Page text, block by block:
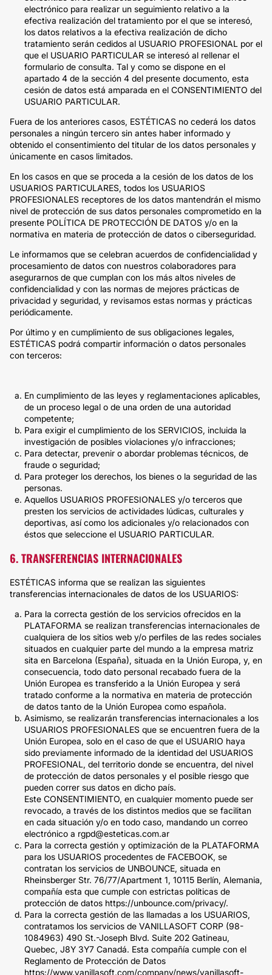
electrónico para realizar un seguimiento relativo a la
efectiva realización del tratamiento por el que se interesó,
los datos relativos a la efectiva realización de dicho
tratamiento serán cedidos al USUARIO PROFESIONAL por el
que el USUARIO PARTICULAR se interesó al rellenar el
formulario de consulta. Tal y como se dispone en el
apartado 4 de la sección 4 del presente documento, esta
cesión de datos está amparada en el CONSENTIMIENTO del
USUARIO PARTICULAR.
Fuera de los anteriores casos, ESTÉTICAS no cederá los datos
personales a ningún tercero sin antes haber informado y
obtenido el consentimiento del titular de los datos personales y
únicamente en casos limitados.
En los casos en que se proceda a la cesión de los datos de los
USUARIOS PARTICULARES, todos los USUARIOS
PROFESIONALES receptores de los datos mantendrán el mismo
nivel de protección de sus datos personales comprometido en la
presente POLÍTICA DE PROTECCIÓN DE DATOS y/o en la
normativa en materia de protección de datos o ciberseguridad.
Le informamos que se celebran acuerdos de confidencialidad y
procesamiento de datos con nuestros colaboradores para
asegurarnos de que cumplan con los más altos niveles de
confidencialidad y con las normas de mejores prácticas de
privacidad y seguridad, y revisamos estas normas y prácticas
periódicamente.
Por último y en cumplimiento de sus obligaciones legales,
ESTÉTICAS podrá compartir información o datos personales
con terceros:
En cumplimiento de las leyes y reglamentaciones aplicables,
de un proceso legal o de una orden de una autoridad
competente;
Para exigir el cumplimiento de los SERVICIOS, incluida la
investigación de posibles violaciones y/o infracciones;
Para detectar, prevenir o abordar problemas técnicos, de
fraude o seguridad;
Para proteger los derechos, los bienes o la seguridad de las
personas.
Aquellos USUARIOS PROFESIONALES y/o terceros que
presten los servicios de actividades lúdicas, culturales y
deportivas, así como los adicionales y/o relacionados con
éstos que seleccione el USUARIO PARTICULAR.
6. TRANSFERENCIAS INTERNACIONALES
ESTÉTICAS informa que se realizan las siguientes
transferencias internacionales de datos de los USUARIOS:
Para la correcta gestión de los servicios ofrecidos en la
PLATAFORMA se realizan transferencias internacionales de
cualquiera de los sitios web y/o perfiles de las redes sociales
situados en cualquier parte del mundo a la empresa matriz
sita en Barcelona (España), situada en la Unión Europa, y, en
consecuencia, todo dato personal recabado fuera de la
Unión Europea es transferido a la Unión Europea y será
tratado conforme a la normativa en materia de protección
de datos tanto de la Unión Europea como española.
Asimismo, se realizarán transferencias internacionales a los
USUARIOS PROFESIONALES que se encuentren fuera de la
Unión Europea, solo en el caso de que el USUARIO haya
sido previamente informado de la identidad del USUARIOS
PROFESIONAL, del territorio donde se encuentra, del nivel
de protección de datos personales y el posible riesgo que
pueden correr sus datos en dicho país.
Este CONSENTIMIENTO, en cualquier momento puede ser
revocado, a través de los distintos medios que se facilitan
en cada situación y/o en todo caso, mandando un correo
electrónico a rgpd@esteticas.com.ar
Para la correcta gestión y optimización de la PLATAFORMA
para los USUARIOS procedentes de FACEBOOK, se
contratan los servicios de UNBOUNCE, situada en
Rheinsberger Str. 76/77/Apartment 1, 10115 Berlín, Alemania,
compañía esta que cumple con estrictas políticas de
protección de datos https://unbounce.com/privacy/.
Para la correcta gestión de las llamadas a los USUARIOS,
contratamos los servicios de VANILLASOFT CORP (98-
1084963) 490 St.-Joseph Blvd. Suite 202 Gatineau,
Quebec, J8Y 3Y7 Canadá. Esta compañía cumple con el
Reglamento de Protección de Datos
https://www.vanillasoft.com/company/news/vanillasoft-